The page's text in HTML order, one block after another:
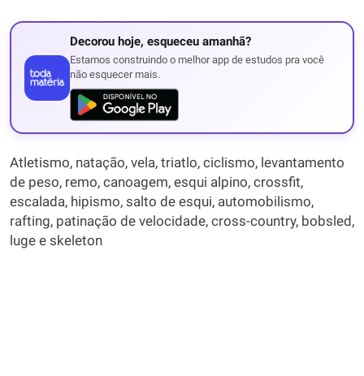
Decorou hoje, esqueceu amanhã?
Estamos construindo o melhor app de estudos pra você
não esquecer mais.
Atletismo, natação, vela, triatlo, ciclismo, levantamento
de peso, remo, canoagem, esqui alpino, crossfit,
escalada, hipismo, salto de esqui, automobilismo,
rafting, patinação de velocidade, cross-country, bobsled,
luge e skeleton